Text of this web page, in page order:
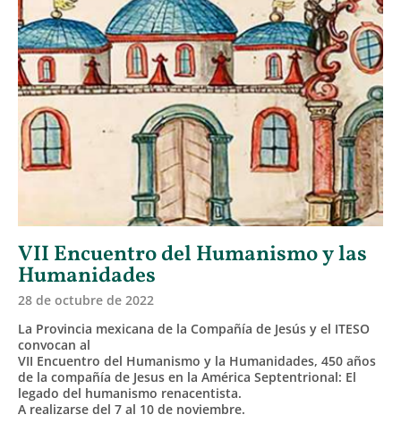
VII Encuentro del Humanismo y las
Humanidades
28 de octubre de 2022
La Provincia mexicana de la Compañía de Jesús y el ITESO
convocan al
VII Encuentro del Humanismo y la Humanidades, 450 años
de la compañía de Jesus en la América Septentrional: El
legado del humanismo renacentista.
A realizarse del 7 al 10 de noviembre.